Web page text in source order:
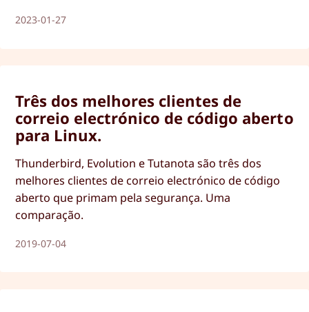
2023-01-27
Três dos melhores clientes de
correio electrónico de código aberto
para Linux.
Thunderbird, Evolution e Tutanota são três dos
melhores clientes de correio electrónico de código
aberto que primam pela segurança. Uma
comparação.
2019-07-04